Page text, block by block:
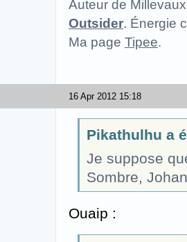
Auteur de
Outsider. Énergie
Ma page Tipee.
16 Apr 2012 15:18
Pikathulhu a
Je suppose
Sombre,
Ouaip :